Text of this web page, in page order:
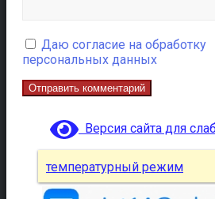
Даю согласие на обработку
персональных данных
Версия сайта для
температурный режим